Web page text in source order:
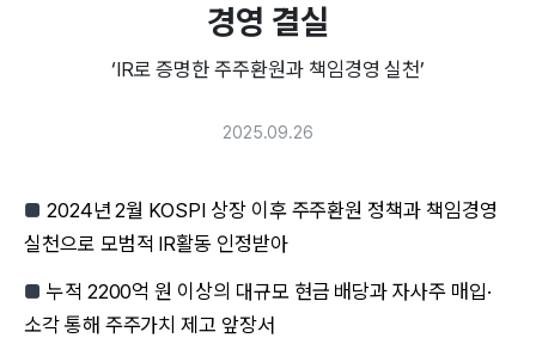
경영 결실
‘IR로 증명한 주주환원과 책임경영 실천’
2025.09.26
■ 2024년 2월 KOSPI 상장 이후 주주환원 정책과 책임경영
실천으로 모범적 IR활동 인정받아
■ 누적 2200억 원 이상의 대규모 현금 배당과 자사주 매입·
소각 통해 주주가치 제고 앞장서